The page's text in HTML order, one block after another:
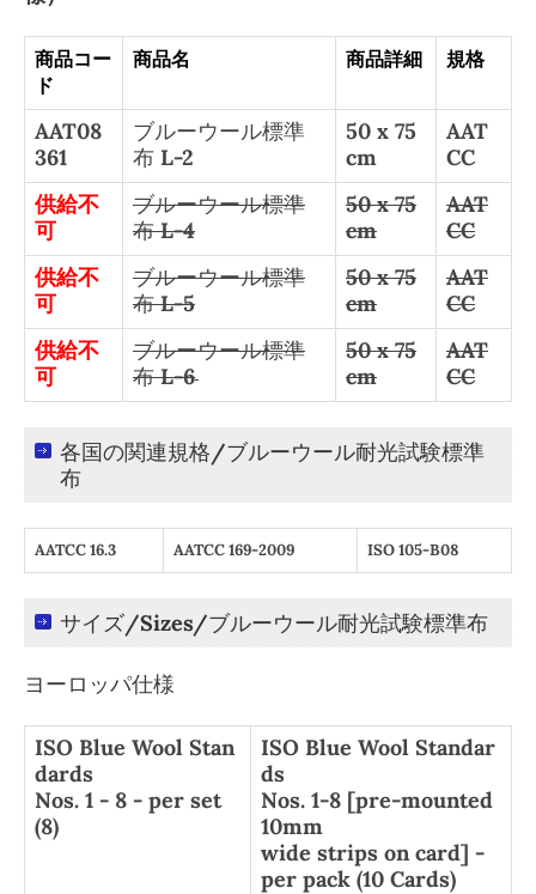
商品コー
ド
商品名 商品詳細 規格
AAT08
361
ブルーウール標準
布 L-2
50 x 75
cm
AAT
CC
供給不
可
ブルーウール標準
布 L-4
50 x 75
cm
AAT
CC
供給不
可
ブルーウール標準
布 L-5
50 x 75
cm
AAT
CC
供給不
可
ブルーウール標準
布 L-6
50 x 75
cm
AAT
CC
各国の関連規格/ブルーウール耐光試験標準
布
AATCC 16.3 AATCC 169-2009 ISO 105-B08
サイズ/Sizes/ブルーウール耐光試験標準布
ヨーロッパ仕様
ISO Blue Wool Stan
dards
Nos. 1 - 8 - per set
(8)
ISO Blue Wool Standar
ds
Nos. 1-8 [pre-mounted
10mm
wide strips on card] -
per pack (10 Cards)